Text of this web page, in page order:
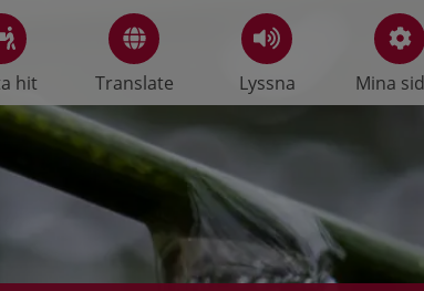
hit Translate Lyssna Mina